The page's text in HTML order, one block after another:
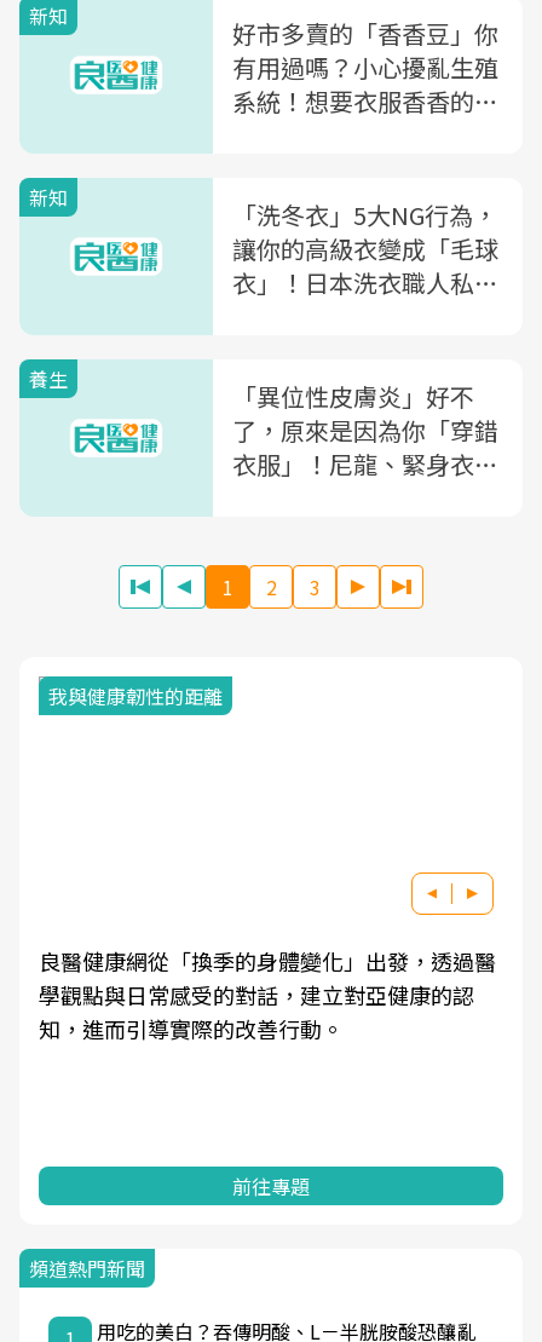
新知
好市多賣的「香香豆」你
有用過嗎？小心擾亂生殖
系統！想要衣服香香的，
新知
「洗冬衣」5大NG行為，
讓你的高級衣變成「毛球
衣」！日本洗衣職人私傳
養生
「異位性皮膚炎」好不
了，原來是因為你「穿錯
衣服」！尼龍、緊身衣...
1 2 3
我與健康韌性的距離
良醫健康網從「換季的身體變化」出發，透過醫
學觀點與日常感受的對話，建立對亞健康的認
知，進而引導實際的改善行動。
前往專題
頻道熱門新聞
用吃的美白？吞傳明酸、L－半胱胺酸恐釀亂